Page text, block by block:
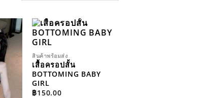
TO
สินค้าพร้อมส่ง
เสื้อครอปสั้น
BOTTOMING BABY
GIRL
฿150.00